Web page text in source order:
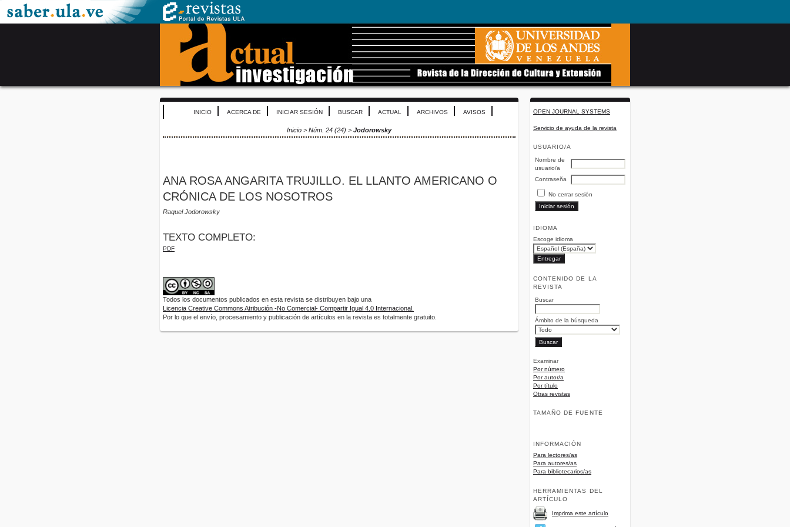
OPEN JOURNAL SYSTEMS
Servicio de ayuda de la revista
USUARIO/A
Nombre de
usuario/a
Contraseña
No cerrar sesión
IDIOMA
Escoge idioma
CONTENIDO DE LA
REVISTA
Buscar
Ámbito de la búsqueda
Examinar
Por número
Por autor/a
Por título
Otras revistas
TAMAÑO DE FUENTE
INFORMACIÓN
Para lectores/as
Para autores/as
Para bibliotecarios/as
HERRAMIENTAS DEL
ARTÍCULO
Imprima este artículo
INICIO ACERCA DE INICIAR SESIÓN BUSCAR ACTUAL ARCHIVOS AVISOS
Inicio > Núm. 24 (24) > Jodorowsky
ANA ROSA ANGARITA TRUJILLO. EL LLANTO AMERICANO O
CRÓNICA DE LOS NOSOTROS
Raquel Jodorowsky
TEXTO COMPLETO:
PDF
Todos los documentos publicados en esta revista se distribuyen bajo una
Licencia Creative Commons Atribución -No Comercial- Compartir Igual 4.0 Internacional.
Por lo que el envío, procesamiento y publicación de artículos en la revista es totalmente gratuito.